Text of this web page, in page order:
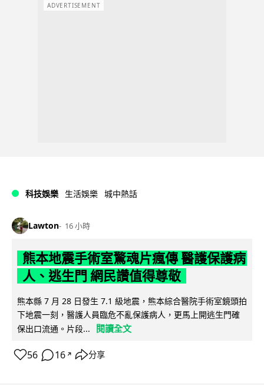
ADVERTISEMENT
科技娛樂 生活娛樂 城中熱話
Lawton 16 小時
熊本地震手術室驚魂片瘋傳 醫護保護病
人、逃生門 網民讚值得尊敬
熊本縣 7 月 28 日發生 7.1 級地震，熊本綜合醫院手術室鏡頭拍
下地震一刻，醫護人員臨危不亂保護病人，更馬上開逃生門確
保出口流通。片段...
閱讀全文
56 16 ↗ 分享